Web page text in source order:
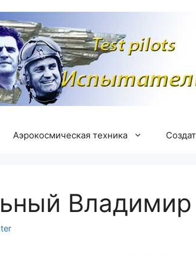
Аэрокосмическая техника
Владимир